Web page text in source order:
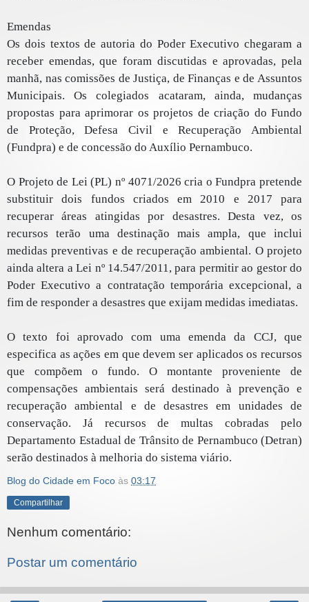
Emendas
Os dois textos de autoria do Poder Executivo chegaram a
receber emendas, que foram discutidas e aprovadas, pela
manhã, nas comissões de Justiça, de Finanças e de Assuntos
Municipais. Os colegiados acataram, ainda, mudanças
propostas para aprimorar os projetos de criação do Fundo
de Proteção, Defesa Civil e Recuperação Ambiental
(Fundpra) e de concessão do Auxílio Pernambuco.
O Projeto de Lei (PL) nº 4071/2026 cria o Fundpra pretende
substituir dois fundos criados em 2010 e 2017 para
recuperar áreas atingidas por desastres. Desta vez, os
recursos terão uma destinação mais ampla, que inclui
medidas preventivas e de recuperação ambiental. O projeto
ainda altera a Lei nº 14.547/2011, para permitir ao gestor do
Poder Executivo a contratação temporária excepcional, a
fim de responder a desastres que exijam medidas imediatas.
O texto foi aprovado com uma emenda da CCJ, que
especifica as ações em que devem ser aplicados os recursos
que compõem o fundo. O montante proveniente de
compensações ambientais será destinado à prevenção e
recuperação ambiental e de desastres em unidades de
conservação. Já recursos de multas cobradas pelo
Departamento Estadual de Trânsito de Pernambuco (Detran)
serão destinados à melhoria do sistema viário.
Blog do Cidade em Foco às 03:17
Compartilhar
Nenhum comentário:
Postar um comentário